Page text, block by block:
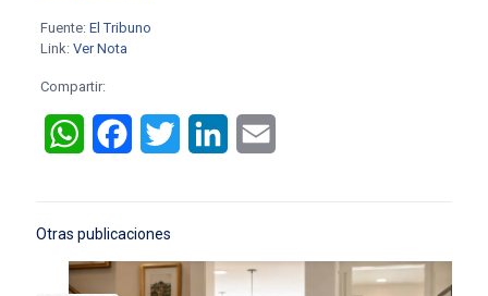
Fuente: El Tribuno
Link: Ver Nota
Compartir:
WhatsAppFacebookTwitter LinkedIn
Otras publicaciones